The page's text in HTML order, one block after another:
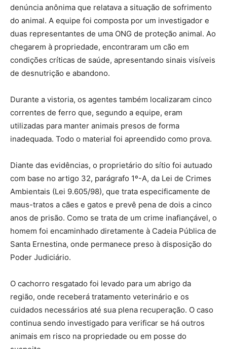
denúncia anônima que relatava a situação de sofrimento
do animal. A equipe foi composta por um investigador e
duas representantes de uma ONG de proteção animal. Ao
chegarem à propriedade, encontraram um cão em
condições críticas de saúde, apresentando sinais visíveis
de desnutrição e abandono.
Durante a vistoria, os agentes também localizaram cinco
correntes de ferro que, segundo a equipe, eram
utilizadas para manter animais presos de forma
inadequada. Todo o material foi apreendido como prova.
Diante das evidências, o proprietário do sítio foi autuado
com base no artigo 32, parágrafo 1º-A, da Lei de Crimes
Ambientais (Lei 9.605/98), que trata especificamente de
maus-tratos a cães e gatos e prevê pena de dois a cinco
anos de prisão. Como se trata de um crime inafiançável, o
homem foi encaminhado diretamente à Cadeia Pública de
Santa Ernestina, onde permanece preso à disposição do
Poder Judiciário.
O cachorro resgatado foi levado para um abrigo da
região, onde receberá tratamento veterinário e os
cuidados necessários até sua plena recuperação. O caso
continua sendo investigado para verificar se há outros
animais em risco na propriedade ou em posse do